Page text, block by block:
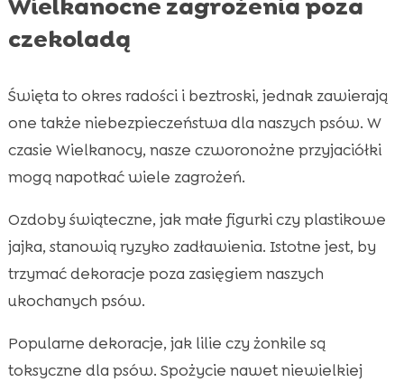
czekoladą
Święta to okres radości i beztroski, jednak zawierają
one także niebezpieczeństwa dla naszych psów. W
czasie Wielkanocy, nasze czworonożne przyjaciółki
mogą napotkać wiele zagrożeń.
Ozdoby świąteczne, jak małe figurki czy plastikowe
jajka, stanowią ryzyko zadławienia. Istotne jest, by
trzymać dekoracje poza zasięgiem naszych
ukochanych psów.
Popularne dekoracje, jak lilie czy żonkile są
toksyczne dla psów. Spożycie nawet niewielkiej